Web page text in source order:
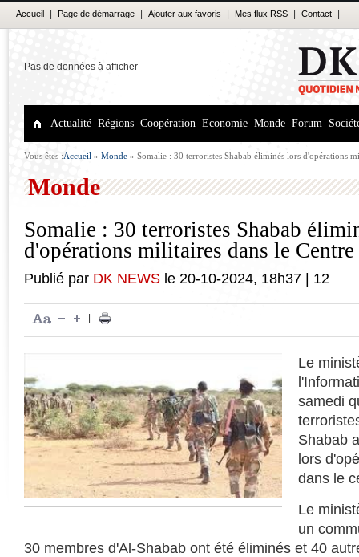
Accueil Page de démarrage Ajouter aux favoris Mes flux RSS Contact
Pas de données à afficher
Actualité Régions Coopération Economie Monde Forum
Vous êtes :Accueil » Monde » Somalie : 30 terroristes Shabab éliminés lors d'opérations
Monde
Somalie : 30 terroristes Shabab
d'opérations militaires dans le
Publié par DK NEWS le 20-10-2024, 18h37 12
Le
samedi
Shabab
lors
dans le
Le
un
30 membres d'Al-Shabab ont été éliminés et 40